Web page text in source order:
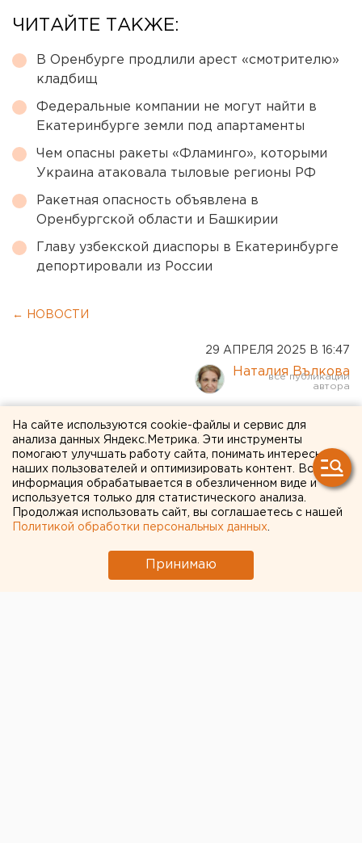
ЧИТАЙТЕ ТАКЖЕ:
В Оренбурге продлили арест «смотрителю»
кладбищ
Федеральные компании не могут найти в
Екатеринбурге земли под апартаменты
Чем опасны ракеты «Фламинго», которыми
Украина атаковала тыловые регионы РФ
Ракетная опасность объявлена в
Оренбургской области и Башкирии
Главу узбекской диаспоры в Екатеринбурге
депортировали из России
← НОВОСТИ
29 АПРЕЛЯ 2025 В 16:47
Наталия Вълкова
Защитники исторического
наследия Оренбурга
раскритиковали
руководство инспекции
ОКН
Работу инспекции ОКН в Оренбурге
На сайте используются cookie-файлы и сервис для
анализа данных Яндекс.Метрика. Эти инструменты
помогают улучшать работу сайта, понимать интересы
наших пользователей и оптимизировать контент. Вся
информация обрабатывается в обезличенном виде и
используется только для статистического анализа.
Продолжая использовать сайт, вы соглашаетесь с нашей
Политикой обработки персональных данных
Принимаю